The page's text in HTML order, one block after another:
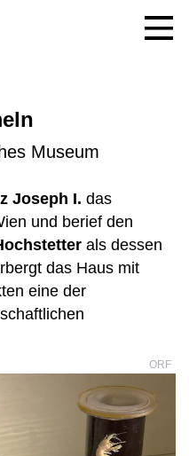
Museum
Joseph I. das
und berief den
als dessen
das Haus mit
eine der
ORF